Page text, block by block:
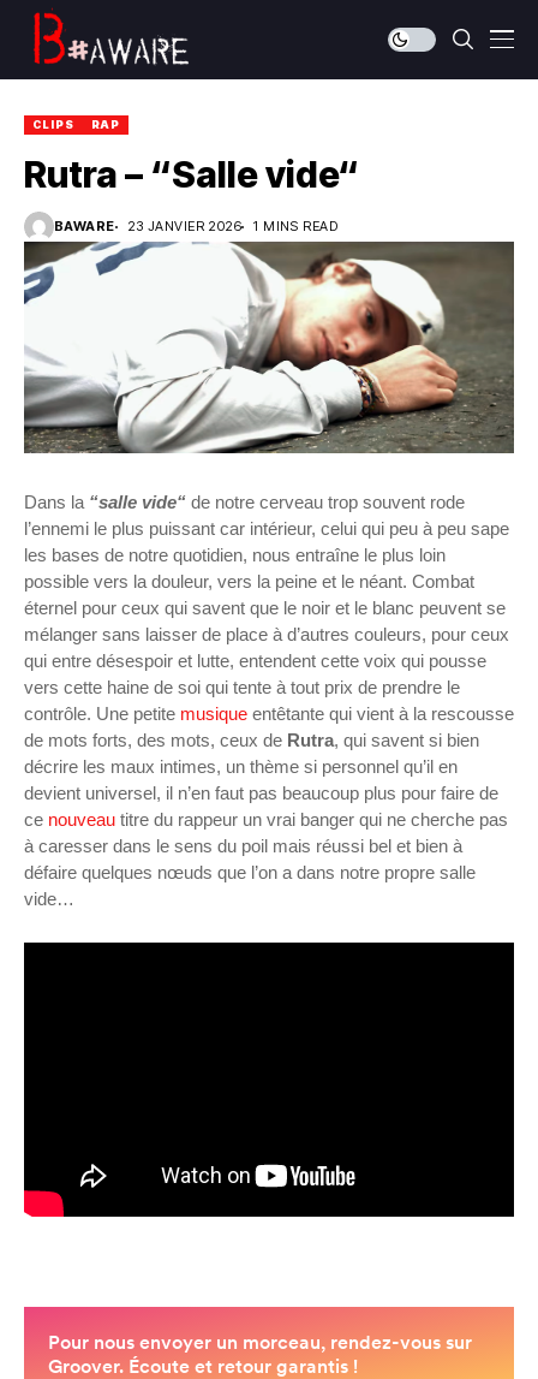
CLIPS RAP
Rutra – “Salle vide“
BAWARE 23 JANVIER 2026 1 MINS READ
Dans la “salle vide“ de notre cerveau trop souvent rode
l’ennemi le plus puissant car intérieur, celui qui peu à peu sape
les bases de notre quotidien, nous entraîne le plus loin
possible vers la douleur, vers la peine et le néant. Combat
éternel pour ceux qui savent que le noir et le blanc peuvent se
mélanger sans laisser de place à d’autres couleurs, pour ceux
qui entre désespoir et lutte, entendent cette voix qui pousse
vers cette haine de soi qui tente à tout prix de prendre le
contrôle. Une petite musique entêtante qui vient à la rescousse
de mots forts, des mots, ceux de Rutra, qui savent si bien
décrire les maux intimes, un thème si personnel qu’il en
devient universel, il n’en faut pas beaucoup plus pour faire de
ce nouveau titre du rappeur un vrai banger qui ne cherche pas
à caresser dans le sens du poil mais réussi bel et bien à
défaire quelques nœuds que l’on a dans notre propre salle
vide…